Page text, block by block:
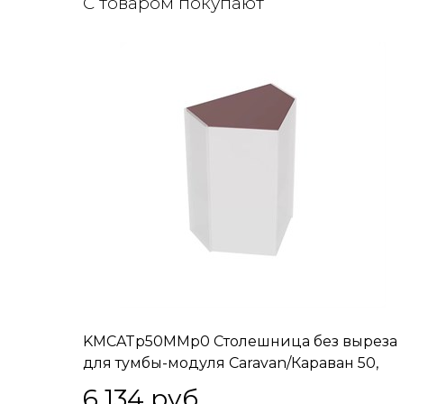
KMCATp50MMp0 Столешница без выреза
для тумбы-модуля Caravan/Караван 50,
марокканский гранатовый